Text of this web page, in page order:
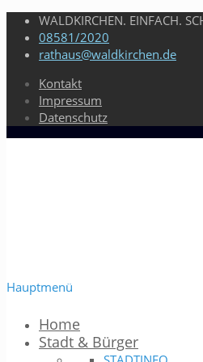
WALDKIRCHEN. EINFACH.
08581/2020
rathaus@waldkirchen.de
Kontakt
Impressum
Datenschutz
Hauptmenü
Home
Stadt & Bürger